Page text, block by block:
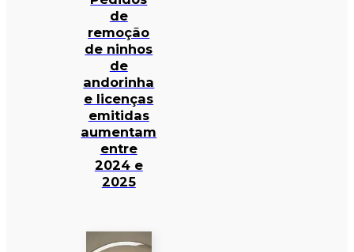
de
remoção
de ninhos
de
andorinha
e licenças
emitidas
aumentam
entre
2024 e
2025